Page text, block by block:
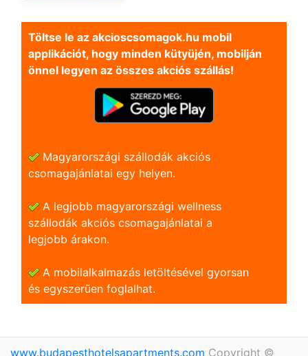
Töltse le az akcioscsomagok.hu mobil
applikációt, hogy minden kütyüjén, mobilján
önnel legyen az összes akciós szállás!
Magyarországi szállodák akciós
csomagajánlatai egy helyen.
A legjobb magyarországi wellness
szállodák akciós csomagajánlatai a
legjobb árakon.
A mobilalkalmazás letöltésével gyorsan
és egyszerũen foglalhat.
www.budapesthotelsapartments.com Copyright ©